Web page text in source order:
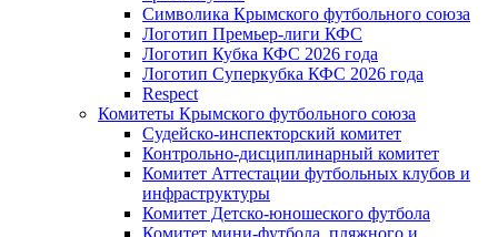
Символика Крымского футбольного союза
Логотип Премьер-лиги КФС
Логотип Кубка КФС 2026 года
Логотип Суперкубка КФС 2026 года
Respect
Комитеты Крымского футбольного союза
Судейско-инспекторский комитет
Контрольно-дисциплинарный комитет
Комитет Аттестации футбольных клубов и
инфраструктуры
Комитет Детско-юношеского футбола
Комитет мини-футбола, пляжного и